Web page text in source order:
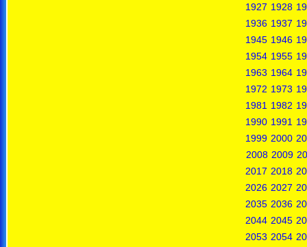
1927 1928
1936 1937
1945 1946
1954 1955
1963 1964
1972 1973
1981 1982
1990 1991
1999 2000
2008 2009
2017 2018
2026 2027
2035 2036
2044 2045
2053 2054